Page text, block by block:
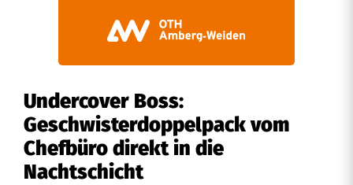
Undercover Boss:
Geschwisterdoppelpack vom
Chefbüro direkt in die
Nachtschicht